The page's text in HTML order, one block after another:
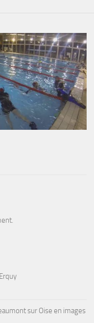
sur Oise en images